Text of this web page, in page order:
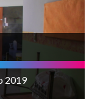
2019